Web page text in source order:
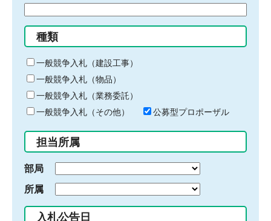
る
キ
ー
ワ
ー
ド
入
力
種類
一般競争入札（建設工事）
一般競争入札（物品）
一般競争入札（業務委託）
一般競争入札（その他）
公募型プロポーザル
担当所属
部局
所属
入札公告日